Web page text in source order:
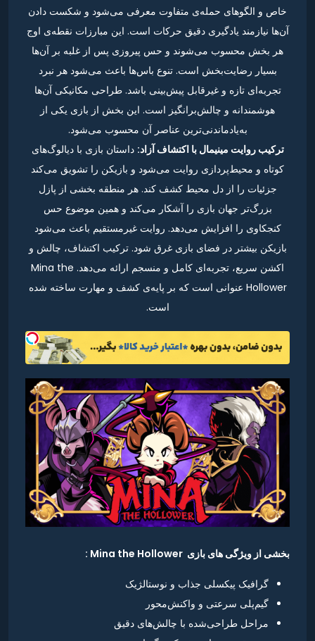
خاص و الگوهای حمله‌ی متفاوت معرفی می‌شود و شکست دادن
آن‌ها نیازمند یادگیری دقیق حرکات است. این مبارزات نقطه‌ی اوج
هر بخش محسوب می‌شوند و حس پیروزی پس از غلبه بر آن‌ها
بسیار رضایت‌بخش است. تنوع باس‌ها باعث می‌شود هر نبرد
تجربه‌ای تازه و غیرقابل پیش‌بینی باشد. طراحی مکانیکی آن‌ها
هوشمندانه و چالش‌برانگیز است. این بخش از بازی یکی از
به‌یادماندنی‌ترین عناصر آن محسوب می‌شود.
ترکیب روایت مینیمال با اکتشاف آزاد: داستان بازی با دیالوگ‌های
کوتاه و محیط‌پردازی روایت می‌شود و بازیکن را تشویق می‌کند
جزئیات را از دل محیط کشف کند. هر منطقه بخشی از پازل
بزرگ‌تر جهان بازی را آشکار می‌کند و همین موضوع حس
کنجکاوی را افزایش می‌دهد. روایت غیرمستقیم باعث می‌شود
بازیکن بیشتر در فضای بازی غرق شود. ترکیب اکتشاف، چالش و
اکشن سریع، تجربه‌ای کامل و منسجم ارائه می‌دهد. Mina the
Hollower عنوانی است که بر پایه‌ی کشف و مهارت ساخته شده
است.
بخشی از ویژگی های بازی Mina the Hollower :
گرافیک پیکسلی جذاب و نوستالژیک
گیم‌پلی سرعتی و واکنش‌محور
مراحل طراحی‌شده با چالش‌های دقیق